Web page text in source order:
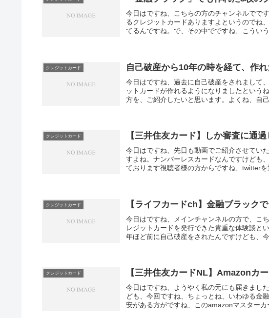
今日はですね、こちらの方のチャンネルでで
るクレジットカードありますよというのでね
てるんですね。で、その中でですね、こうい
クレジットカード 自己破産から10年の時を経て、作
今日はですね、過去に自己破産をされまして
ットカードが作れるようになりましたという
方を、ご紹介したいと思います。よくね、自
クレジットカード 【三井住友カード】しか審査に通
今日はですね、先日も動画でご紹介させてい
すよね。ナンバーレスカードなんですけども
ております視聴者様の方からですね、twitter
クレジットカード 【ライフカードch】金融ブラック
今日はですね、メインチャンネルの方で、こ
レジットカードを発行できた貴重な体験談と
年ほど前に自己破産をされたんですけども、
クレジットカード 【三井住友カードNL】Amazonカ
今日はですね、ようやく私の元にも届きまし
ども、今回ですね、ちょっとね、いわゆる金
安がある方がですね、このamazonマスター